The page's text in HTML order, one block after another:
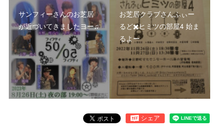
サンフィーさんのお芝居
が近づいてきましたヨー♫
お芝居クラブさんふぃー
るど✖️ヒミツの部屋4 始ま
るよー